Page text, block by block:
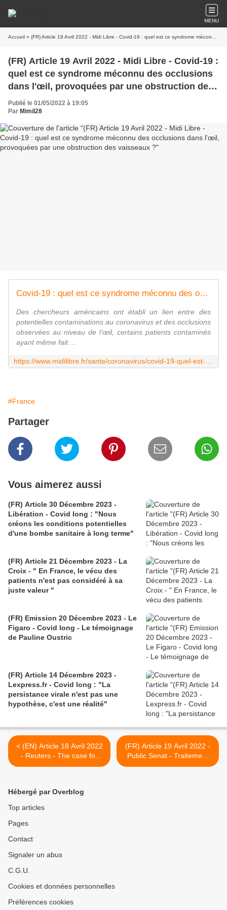
MENU
Accueil » (FR) Article 19 Avril 2022 - Midi Libre - Covid-19 : quel est ce syndrome méconnu des occlusions dans l'œil, provoquées par une obstruction des vaisseaux ?
(FR) Article 19 Avril 2022 - Midi Libre - Covid-19 :
quel est ce syndrome méconnu des occlusions
dans l'œil, provoquées par une obstruction des
vaisseaux ?
Publié le 01/05/2022 à 19:05
Par Mimil28
Covid-19 : quel est ce syndrome méconnu des occlusions dans l'œil, provoquées par une obstruction des vaisseaux ?
Des chercheurs américains ont établi un lien entre des
potentielles contaminations au coronavirus et des occlusions
observées au niveau de l'œil, certains patients contaminés
ayant même fait ...
#France
Partager
Vous aimerez aussi
(FR) Article 30 Décembre 2023 -
Libération - Covid long : "Nous
créons les conditions potentielles
d'une bombe sanitaire à long terme"
(FR) Article 21 Décembre 2023 - La
Croix - " En France, le vécu des
patients n'est pas considéré à sa
juste valeur "
(FR) Emission 20 Décembre 2023 - Le
Figaro - Covid long - Le témoignage
de Pauline Oustric
(FR) Article 14 Décembre 2023 -
Lexpress.fr - Covid long : "La
persistance virale n'est pas une
hypothèse, c'est une réalité"
< (EN) Article 18 Avril 2022
- Reuters - The case for
testing Pfizer's Paxlovid for
(FR) Article 19 Avril 2022 -
Public Senat - Traitement
du Covid long : le Sénat et
Hébergé par Overblog
Top articles
Pages
Contact
Signaler un abus
C.G.U.
Cookies et données personnelles
Préférences cookies